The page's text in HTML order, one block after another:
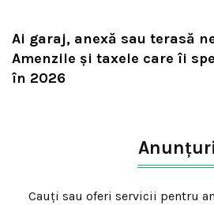
Ai garaj, anexă sau terasă
Amenzile și taxele care îi
în 2026
Anunțuri
Cauți sau oferi servicii pentru